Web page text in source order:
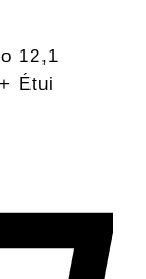
12,1
Étui